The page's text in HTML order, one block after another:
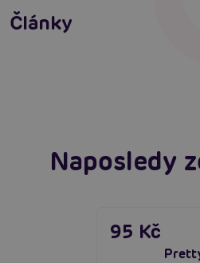
Články
Erotická inteligence:
Číst více
Swingers party poprvé: Erotický ráj plný
extáze? Průvodce, který
Naposledy
95 Kč